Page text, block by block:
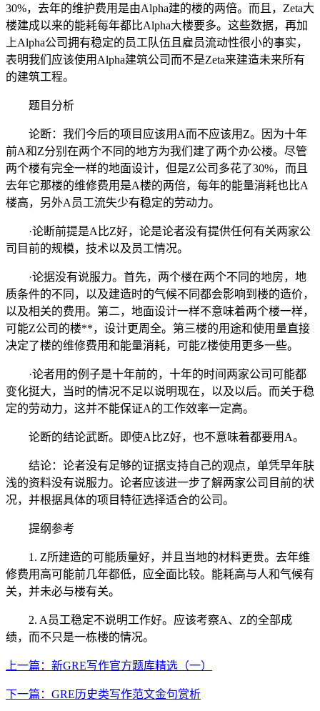
30%，去年的维护费用是由Alpha建的楼的两倍。而且，Zeta大
楼建成以来的能耗每年都比Alpha大楼要多。这些数据，再加
上Alpha公司拥有稳定的员工队伍且雇员流动性很小的事实，
表明我们应该使用Alpha建筑公司而不是Zeta来建造未来所有
的建筑工程。
题目分析
论断：我们今后的项目应该用A而不应该用Z。因为十年
前A和Z分别在两个不同的地方为我们建了两个办公楼。尽管
两个楼有完全一样的地面设计，但是Z公司多花了30%，而且
去年它那楼的维修费用是A楼的两倍，每年的能量消耗也比A
楼高，另外A员工流失少有稳定的劳动力。
·论断前提是A比Z好，论是论者没有提供任何有关两家公
司目前的规模，技术以及员工情况。
·论据没有说服力。首先，两个楼在两个不同的地房，地
质条件的不同，以及建造时的气候不同都会影响到楼的造价，
以及相关的费用。第二，地面设计一样不意味着两个楼一样，
可能Z公司的楼**，设计更周全。第三楼的用途和使用量直接
决定了楼的维修费用和能量消耗，可能Z楼使用更多一些。
·论者用的例子是十年前的，十年的时间两家公司可能都
变化挺大，当时的情况不足以说明现在，以及以后。而关于稳
定的劳动力，这并不能保证A的工作效率一定高。
论断的结论武断。即使A比Z好，也不意味着都要用A。
结论：论者没有足够的证据支持自己的观点，单凭早年肤
浅的资料没有说服力。论者应该进一步了解两家公司目前的状
况，并根据具体的项目特征选择适合的公司。
提纲参考
1. Z所建造的可能质量好，并且当地的材料更贵。去年维
修费用高可能前几年都低，应全面比较。能耗高与人和气候有
关，并未必与楼有关。
2. A员工稳定不说明工作好。应该考察A、Z的全部成
绩，而不只是一栋楼的情况。
上一篇：新GRE写作官方题库精选（一）
下一篇：GRE历史类写作范文金句赏析